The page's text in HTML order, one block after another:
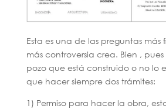
Esta es una de las preguntas más
más controversia crea. Bien ,
pozo que está construido o no lo
que hacer siempre dos trámites:
1) Permiso para hacer la obra,